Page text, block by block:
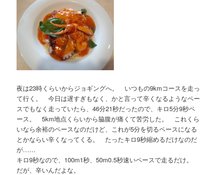
夜は23時くらいからジョギングへ。 いつもの9kmコースを走っ
て行く。 今日は遅すぎもなく、かと言って辛くなるようなペー
スでもなく走っていたら、46分21秒だったので、キロ5分9秒ペ
ース。 5km地点くらいから脇腹が痛くて苦労した。 これくら
いなら余裕のペースなのだけど、これが5分を切るペースになる
とかならい辛くなってくる。 たったキロ9秒縮めるだけなのだ
が……
キロ9秒なので、100m1秒、50m0.5秒速いペースで走るだけ。
だが、辛いんだよな。